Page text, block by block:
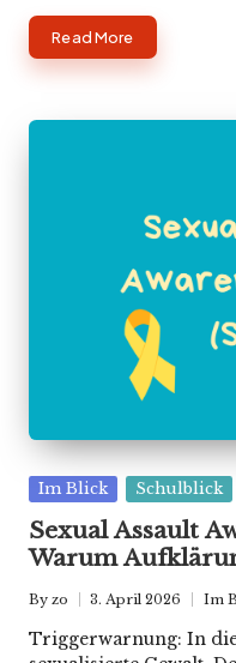
Read More
Posted
Im Blick Schulblick
Sexual Assault
Warum
Posted
by
By zo 3. April 2026
in
Im
Triggerwarnung: In